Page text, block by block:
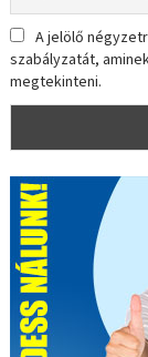
A jelölő
szabályzatát,
megtekinteni.